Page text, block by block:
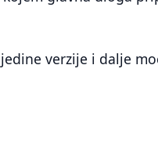
verzije i dalje